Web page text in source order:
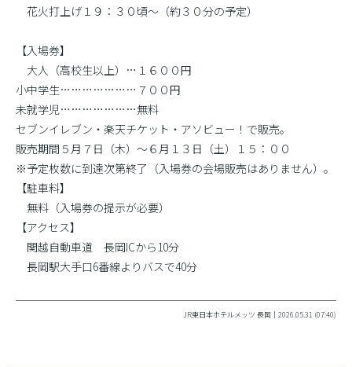
花火打上げ１９：３０頃〜（約３０分の予定）
【入場券】
大人（高校生以上）…１６００円
小中学生…………………７００円
未就学児…………………無料
セブンイレブン・楽天チケット・アソビュー！で販売。
販売期間５月７日（木）〜６月１３日（土）１５：００
※予定枚数に到達次第終了（入場券の会場販売はありません）。
【駐車料】
無料（入場券の提示が必要）
【アクセス】
関越自動車道 長岡ICから10分
長岡駅大手口6番線よりバスで40分
JR東日本ホテルメッツ 長岡｜2026.05.31 (07:40)